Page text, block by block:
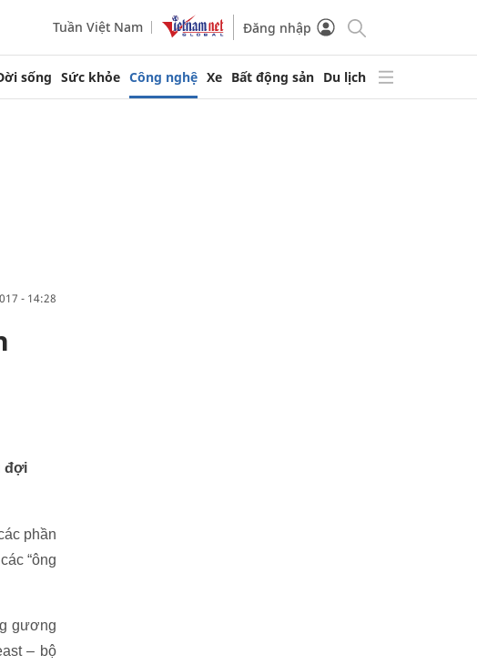
Tuần Việt Nam Đăng nhập
sống Sức khỏe Công nghệ Xe Bất động sản Du lịch
- 14:28
đợi
phần
“ông
gương
– bộ